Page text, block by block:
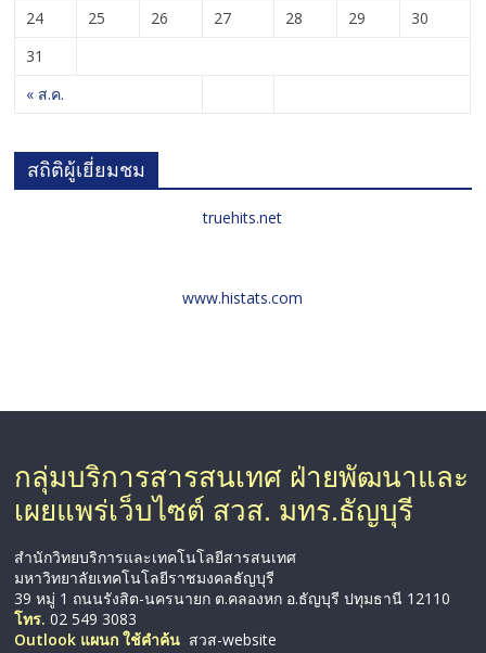
« ส.ค.
24
25 26 27 28 29
30
31
สถิติผู้เยี่ยมชม
truehits.net
www.histats.com
กลุ่มบริการสารสนเทศ ฝ่ายพัฒนาและ
เผยแพร่เว็บไซต์ สวส. มทร.ธัญบุรี
สำนักวิทยบริการและเทคโนโลยีสารสนเทศ
มหาวิทยาลัยเทคโนโลยีราชมงคลธัญบุรี
39 หมู่ 1 ถนนรังสิต-นครนายก ต.คลองหก อ.ธัญบุรี ปทุมธานี 12110
โทร. 02 549 3083
Outlook แผนก ใช้คำค้น สวส-website